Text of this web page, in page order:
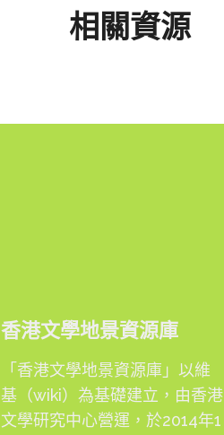
相關資源
香港文學地景資源庫
「香港文學地景資源庫」以維
基（wiki）為基礎建立，由香港
文學研究中心營運，於2014年1